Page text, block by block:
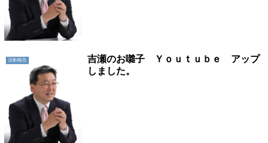
活動報告
吉瀬のお囃子 Ｙｏｕｔｕｂｅ アップ
しました。